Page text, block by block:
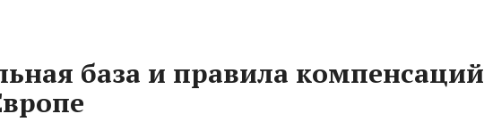
база и правила компенсаций